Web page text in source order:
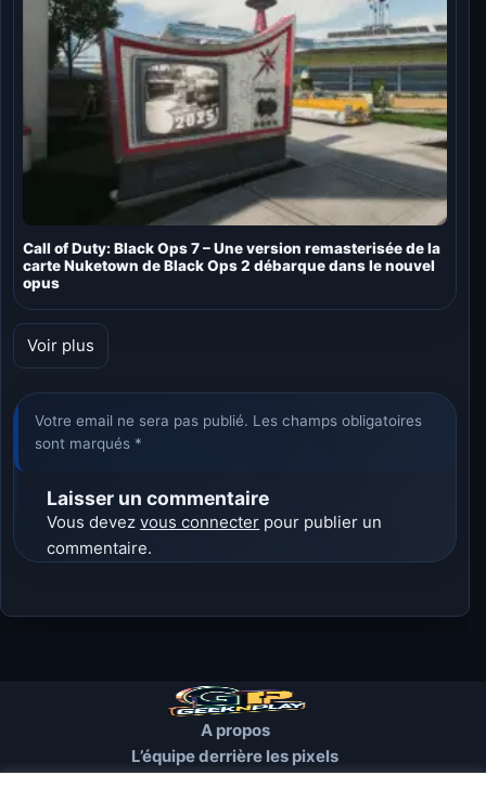
Call of Duty: Black Ops 7 – Une version remasterisée de la
carte Nuketown de Black Ops 2 débarque dans le nouvel
opus
Voir plus
Votre email ne sera pas publié. Les champs obligatoires
sont marqués *
Laisser un commentaire
Vous devezvous connecter pour publier un
commentaire.
A propos
L’équipe derrière les pixels